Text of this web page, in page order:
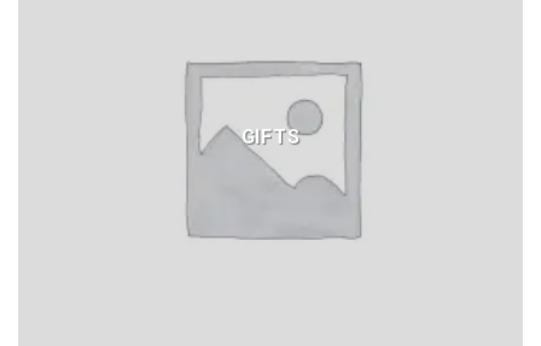
GIFTS